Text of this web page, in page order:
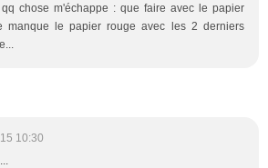
qq chose m'échappe : que faire avec le papier
manque le papier rouge avec les 2 derniers
10:30